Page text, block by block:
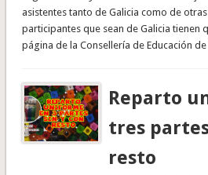
asistentes tanto de Galicia como de
participantes que sean de Galicia tienen
página de la Consellería de Educación
Reparto
tres
resto